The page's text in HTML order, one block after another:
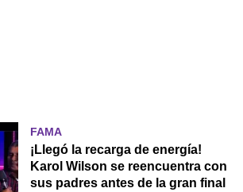
FAMA
¡Llegó la recarga de energía!
Karol Wilson se reencuentra con
sus padres antes de la gran final